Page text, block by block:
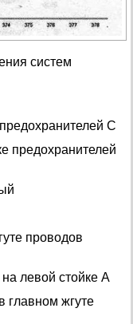
систем
С
предохранителей
проводов
левой стойке А
главном жгуте